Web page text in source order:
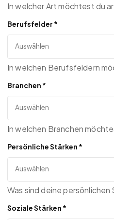
In welcher Art möchtest du
Berufsfelder *
In welchen Berufsfeldern
Branchen *
In welchen Branchen
Persönliche Stärken *
Was sind deine persönlichen
Soziale Stärken *